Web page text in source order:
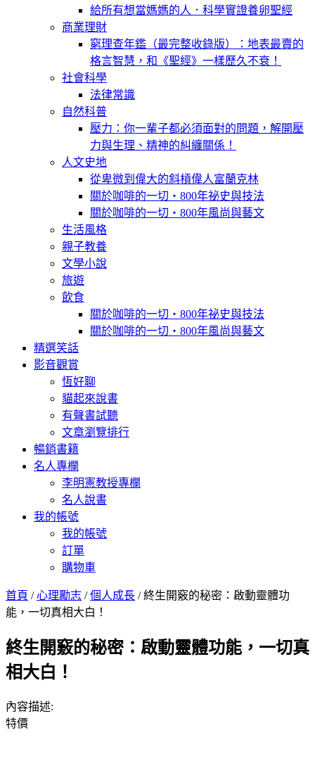
給所有想當媽媽的人．科學實證養卵聖經
商業理財
窮理查年鑑（最完整收錄版）：地表最賣的
格言智慧，和《聖經》一樣歷久不衰！
社會科學
法律常識
自然科普
壓力：你一輩子都必須面對的問題，解開壓
力與生理、精神的糾纏關係！
人文史地
從卑微到偉大的斜槓偉人富蘭克林
關於咖啡的一切‧800年祕史與技法
關於咖啡的一切‧800年風尚與藝文
生活風格
親子教養
文學小說
旅遊
飲食
關於咖啡的一切‧800年祕史與技法
關於咖啡的一切‧800年風尚與藝文
精選笑話
影音觀賞
恆好聊
貓起來說書
有聲書試聽
文章瀏覽排行
暢銷書籍
名人專欄
李明憲教授專欄
名人說書
我的帳號
我的帳號
訂單
購物車
首頁 /心理勵志 /個人成長 / 終生開竅的秘密：啟動靈體功
能，一切真相大白！
終生開竅的秘密：啟動靈體功能，一切真
相大白！
內容描述:
特價